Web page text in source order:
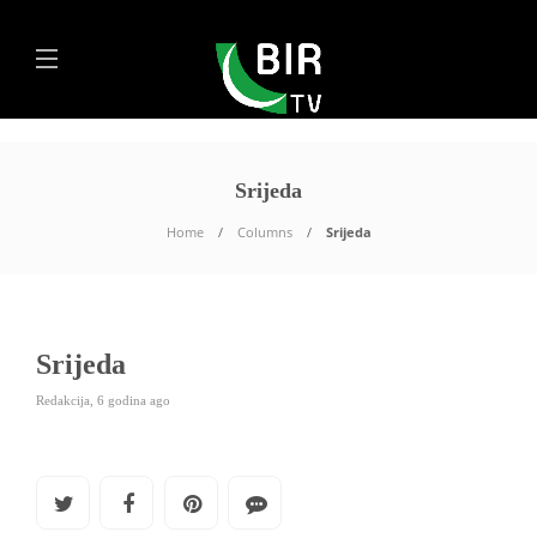
Srijeda
Home Columns Srijeda
Srijeda
Redakcija 6 godina ago